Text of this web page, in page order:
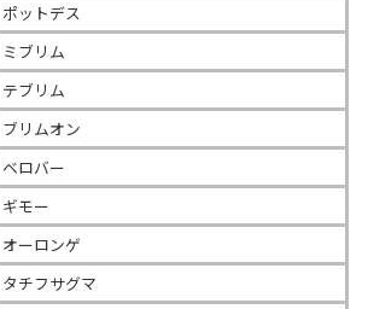
ポットデス
ミブリム
テブリム
ブリムオン
ベロバー
ギモー
オーロンゲ
タチフサグマ